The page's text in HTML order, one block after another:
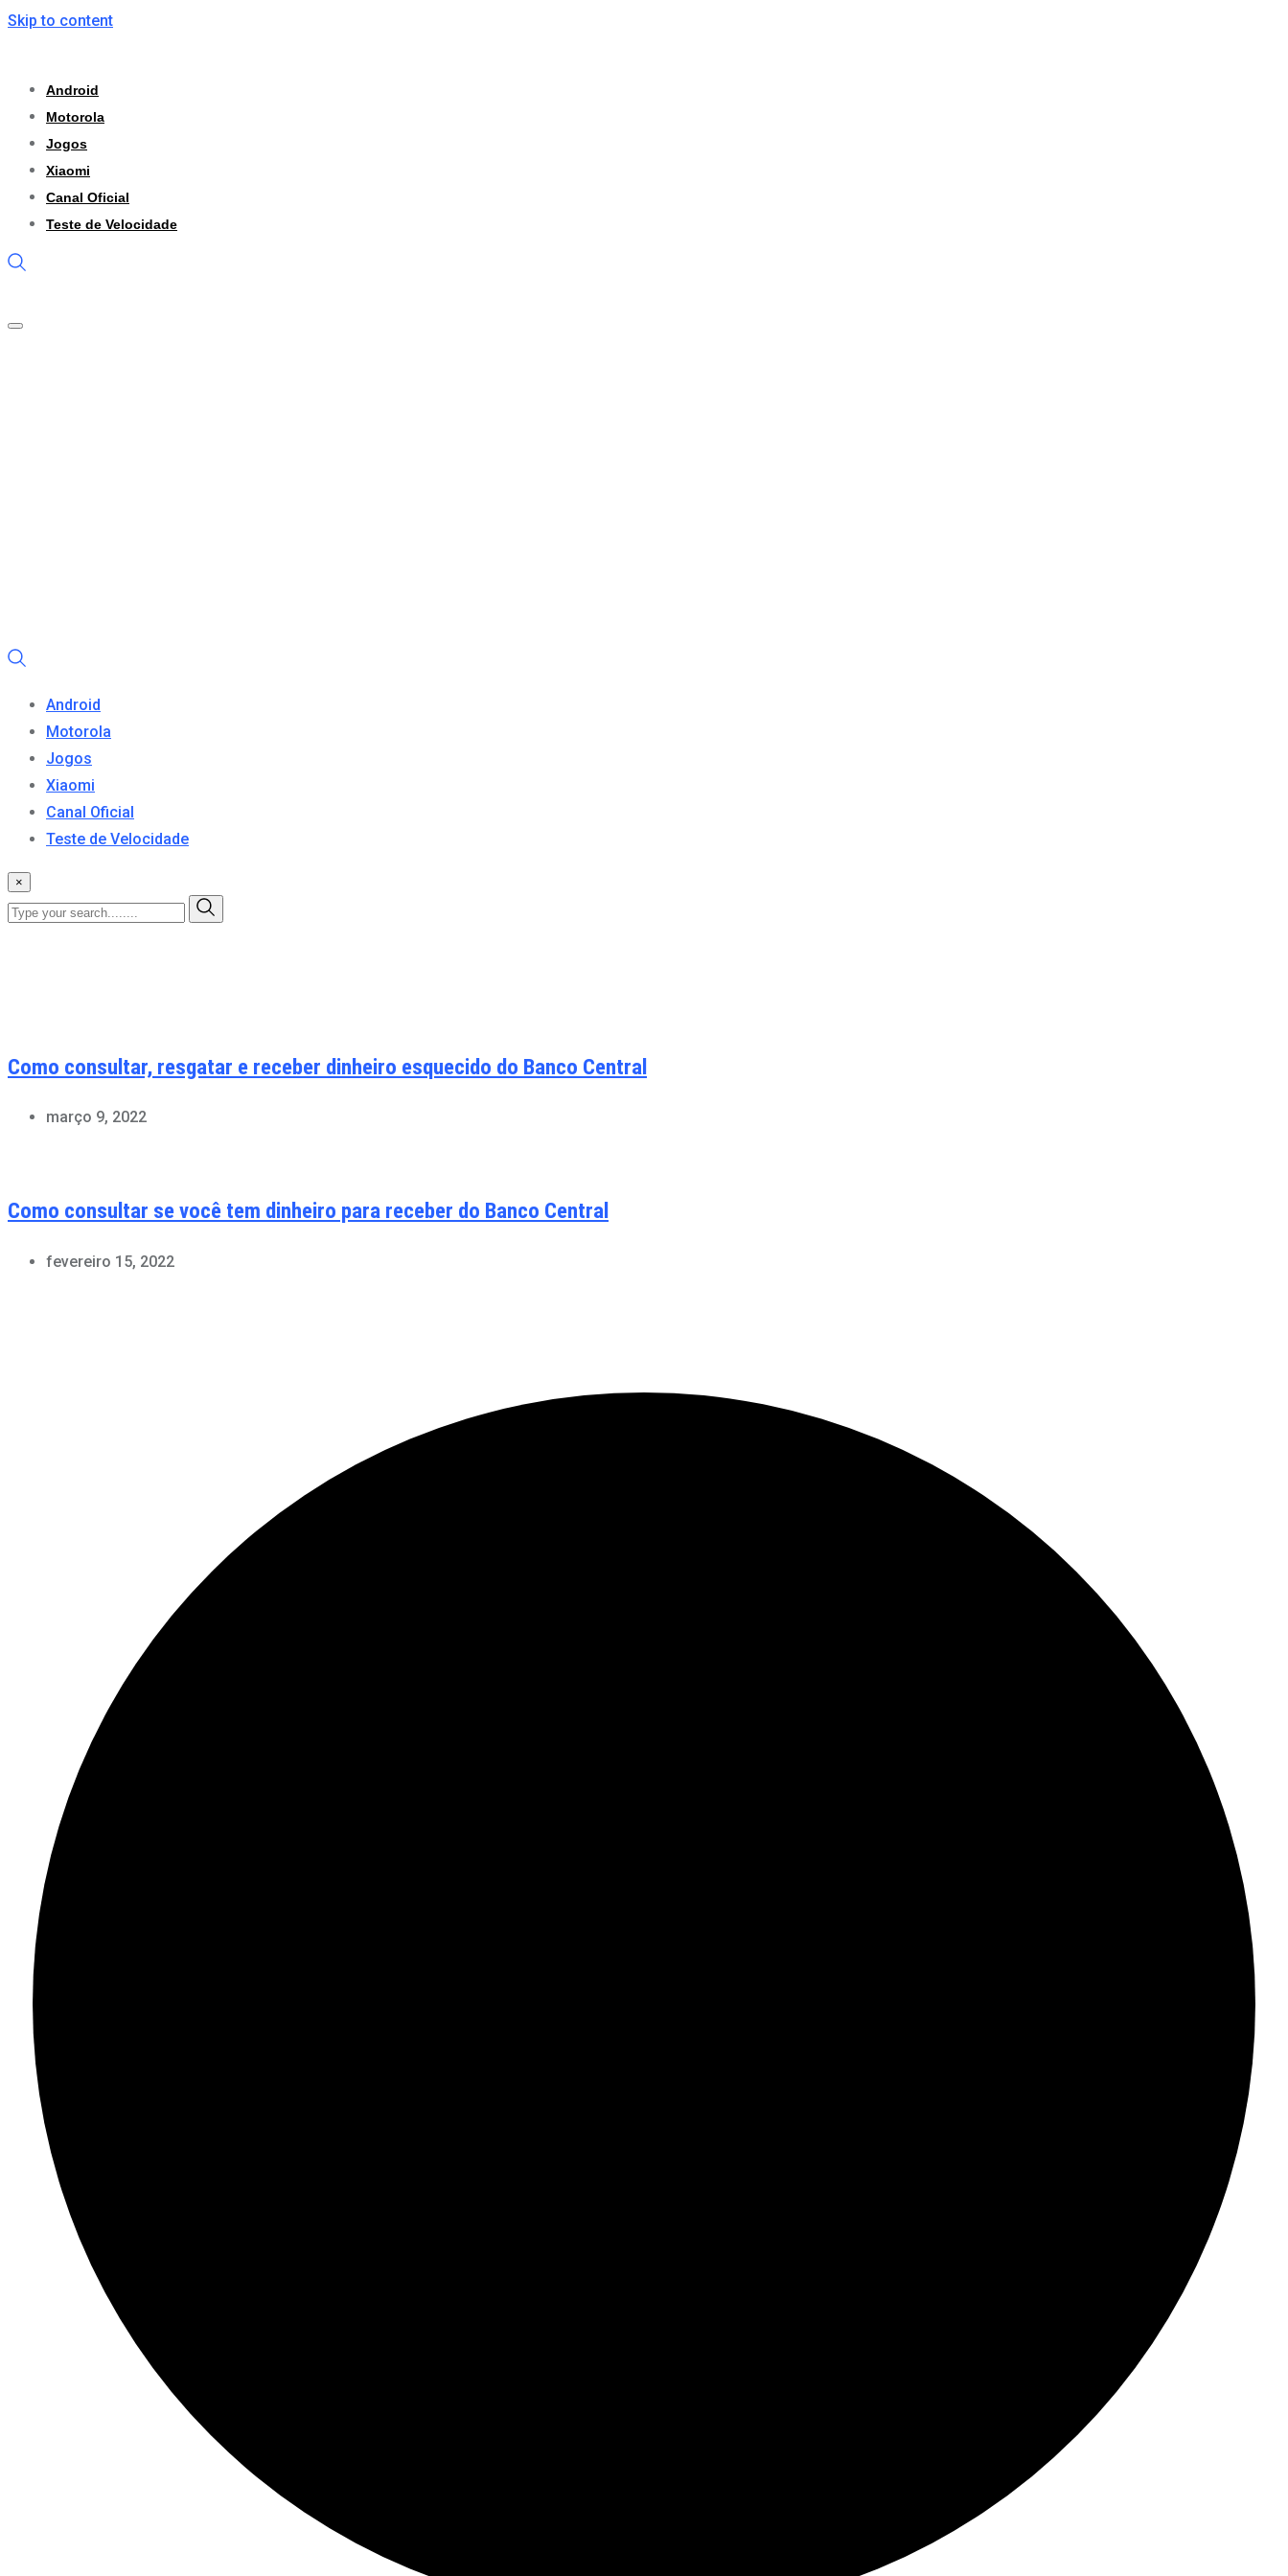
Skip to content
Android
Motorola
Jogos
Xiaomi
Canal Oficial
Teste de Velocidade
Android
Motorola
Jogos
Xiaomi
Canal Oficial
Teste de Velocidade
×
Como consultar, resgatar e receber dinheiro esquecido do Banco Central
março 9, 2022
Como consultar se você tem dinheiro para receber do Banco Central
fevereiro 15, 2022